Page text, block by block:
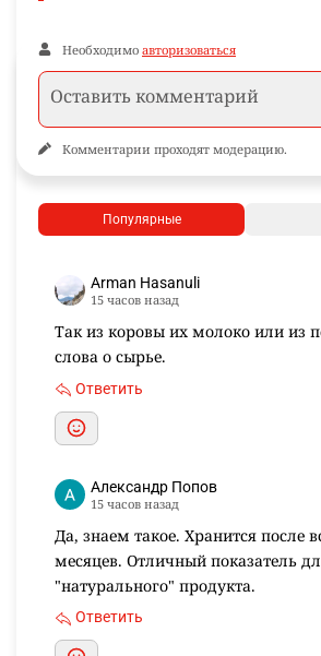
Необходимо авторизоваться
Комментарии проходят модерацию.
Популярные
Arman Hasanuli
15 часов назад
Так из коровы их молоко или из
слова о сырье.
Ответить
Александр Попов
15 часов назад
Да, знаем такое. Хранится после
месяцев. Отличный показатель
"натурального" продукта.
Ответить